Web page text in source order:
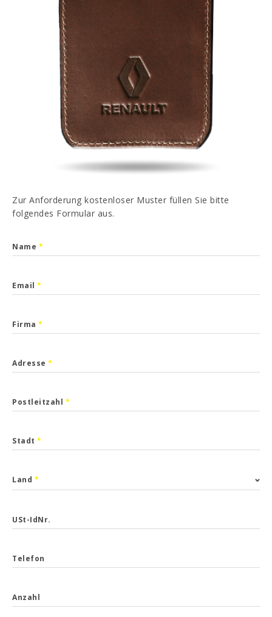
PT
Zur Anforderung kostenloser Muster füllen Sie bitte
folgendes Formular aus.
Name *
Email *
Firma *
Adresse *
Postleitzahl *
Stadt *
Land *
USt-IdNr.
Telefon
Anzahl
Ich habe gelesen und akzeptiert Datenschutz-
Bestimmungen
SENDEN